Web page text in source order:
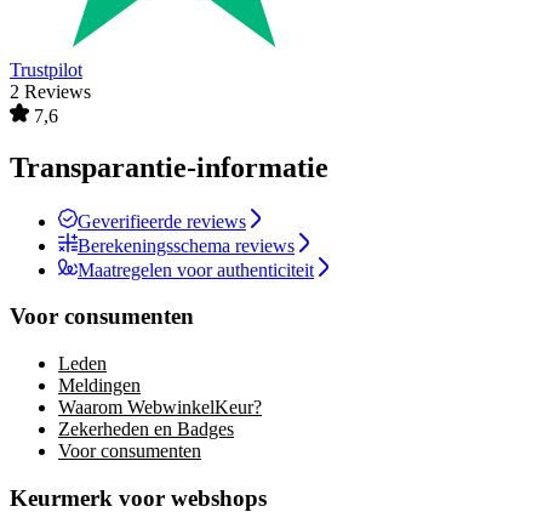
Trustpilot
2 Reviews
7,6
Transparantie-informatie
Geverifieerde reviews
Berekeningsschema reviews
Maatregelen voor authenticiteit
Voor consumenten
Leden
Meldingen
Waarom WebwinkelKeur?
Zekerheden en Badges
Voor consumenten
Keurmerk voor webshops